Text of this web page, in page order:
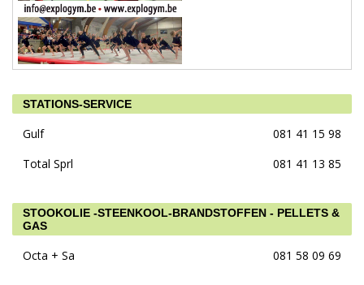
STATIONS-SERVICE
Gulf
081 41 15 98
Total Sprl
081 41 13 85
STOOKOLIE -STEENKOOL-BRANDSTOFFEN - PELLETS &
GAS
Octa + Sa 081 58 09 69